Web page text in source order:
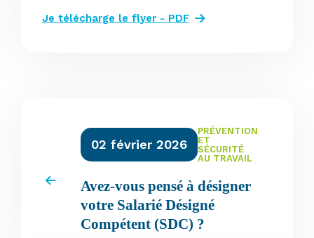
Je télécharge le flyer - PDF
02 février 2026
PRÉVENTION
ET
SÉCURITÉ
AU TRAVAIL
Avez-vous pensé à désigner
votre Salarié Désigné
Compétent (SDC) ?